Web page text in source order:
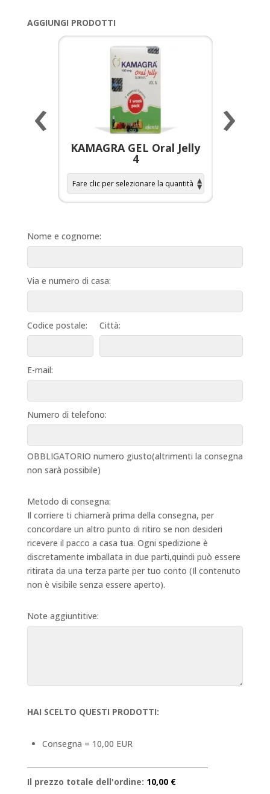
AGGIUNGI PRODOTTI
KAMAGRA GEL Oral Jelly
4
‹ ›
Nome e cognome:
Via e numero di casa:
Codice postale: Città:
E-mail:
Numero di telefono:
OBBLIGATORIO numero giusto(altrimenti la consegna
non sarà possibile)
Metodo di consegna:
Il corriere ti chiamerà prima della consegna, per
concordare un altro punto di ritiro se non desideri
ricevere il pacco a casa tua. Ogni spedizione è
discretamente imballata in due parti,quindi può essere
ritirata da una terza parte per tuo conto (Il contenuto
non è visibile senza essere aperto).
Note aggiuntitive:
HAI SCELTO QUESTI PRODOTTI:
Consegna = 10,00 EUR
Il prezzo totale dell'ordine: 10,00 €